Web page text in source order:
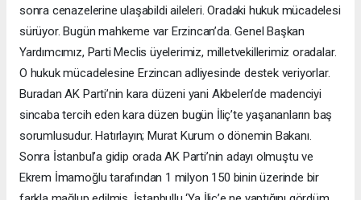
sonra cenazelerine ulaşabildi aileleri. Oradaki hukuk mücadelesi
sürüyor. Bugün mahkeme var Erzincan’da. Genel Başkan
Yardımcımız, Parti Meclis üyelerimiz, milletvekillerimiz oradalar.
O hukuk mücadelesine Erzincan adliyesinde destek veriyorlar.
Buradan AK Parti’nin kara düzeni yani Akbelen’de madenciyi
sincaba tercih eden kara düzen bugün İliç’te yaşananların baş
sorumlusudur. Hatırlayın; Murat Kurum o dönemin Bakanı.
Sonra İstanbul’a gidip orada AK Parti’nin adayı olmuştu ve
Ekrem İmamoğlu tarafından 1 milyon 150 binin üzerinde bir